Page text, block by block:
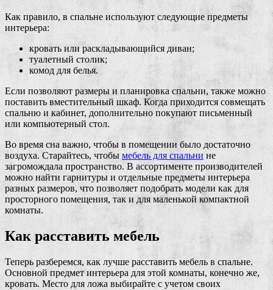
Как правило, в спальне используют следующие предметы
интерьера:
кровать или раскладывающийся диван;
туалетный столик;
комод для белья.
Если позволяют размеры и планировка спальни, также можно
поставить вместительный шкаф. Когда приходится совмещать
спальню и кабинет, дополнительно покупают письменный
или компьютерный стол.
Во время сна важно, чтобы в помещении было достаточно
воздуха. Старайтесь, чтобы мебель для спальни не
загромождала пространство. В ассортименте производителей
можно найти гарнитуры и отдельные предметы интерьера
разных размеров, что позволяет подобрать модели как для
просторного помещения, так и для маленькой компактной
комнаты.
Как расставить мебель
Теперь разберемся, как лучше расставить мебель в спальне.
Основной предмет интерьера для этой комнаты, конечно же,
кровать. Место для ложа выбирайте с учетом своих